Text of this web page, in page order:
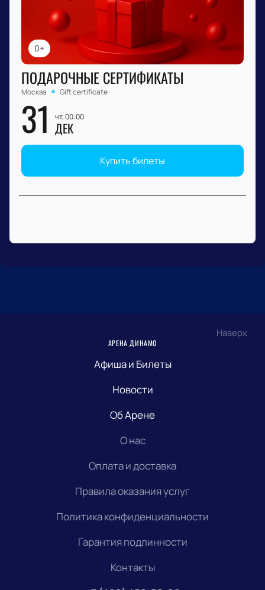
0+
ПОДАРОЧНЫЕ СЕРТИФИКАТЫ
Москва Gift certificate
31 чт, 00:00
ДЕК
Купить билеты
Наверх
АРЕНА ДИНАМО
Афиша и Билеты
Новости
Об Арене
О нас
Оплата и доставка
Правила оказания услуг
Политика конфиденциальности
Гарантия подлинности
Контакты